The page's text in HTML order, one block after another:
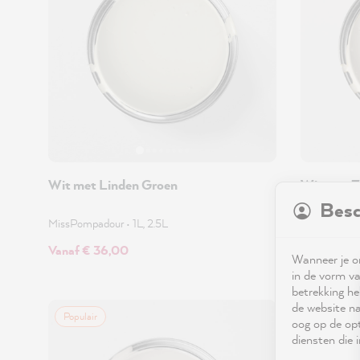
Wit met Linden Groen
MissPompadour • 1L, 2.5L
Vanaf € 36,00
Wit met
Populair Populair
Wanneer je
in de vorm
betrekking
de website
oog op de
diensten die